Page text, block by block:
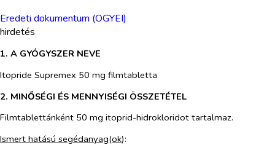
Eredeti dokumentum (OGYEI)
hirdetés
1. A GYÓGYSZER NEVE
Itopride Supremex 50 mg filmtabletta
2. MINŐSÉGI ÉS MENNYISÉGI ÖSSZETÉTEL
Filmtablettánként 50 mg itoprid-hidrokloridot tartalmaz.
Ismert hatású segédanyag(ok):